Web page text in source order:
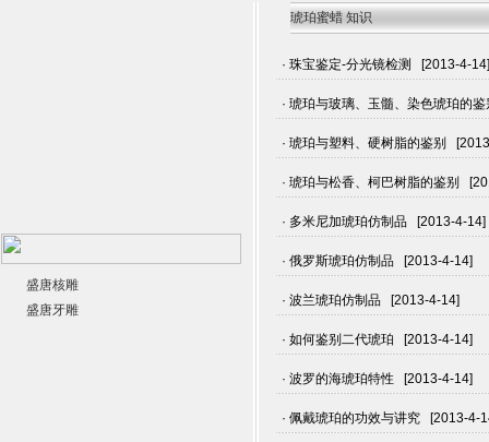
盛唐核雕
盛唐牙雕
琥珀蜜蜡 知识
· 珠宝鉴定-分光镜检测 [2013-4-14]
· 琥珀与玻璃、玉髓、染色琥珀的
· 琥珀与塑料、硬树脂的鉴别
· 琥珀与松香、柯巴树脂的鉴别
· 多米尼加琥珀仿制品 [2013-4-14]
· 俄罗斯琥珀仿制品 [2013-4-14]
· 波兰琥珀仿制品 [2013-4-14]
· 如何鉴别二代琥珀 [2013-4-14]
· 波罗的海琥珀特性 [2013-4-14]
· 佩戴琥珀的功效与讲究 [2013-4-